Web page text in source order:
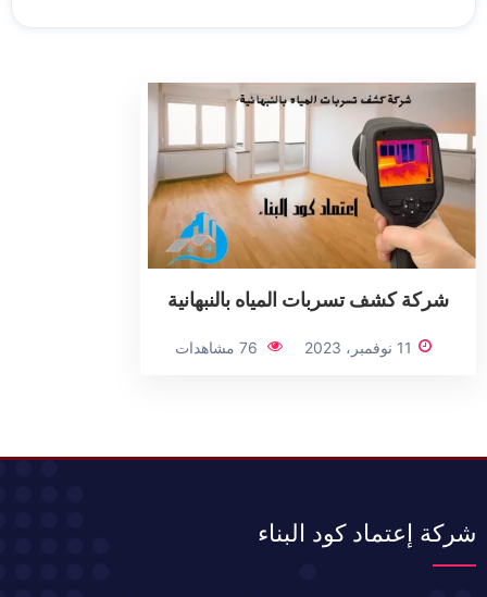
شركة كشف تسربات المياه بالنبهانية
11 نوفمبر، 2023 76 مشاهدات
شركة إعتماد كود البناء